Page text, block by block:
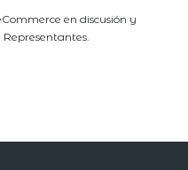
en discusión y